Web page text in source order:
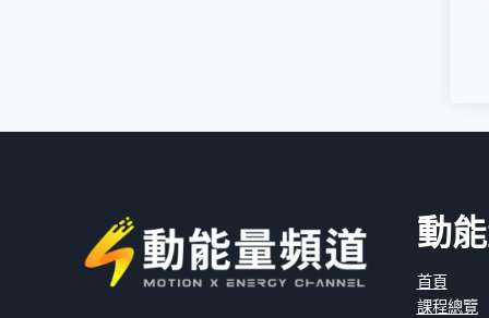
動
首頁
課程總覽